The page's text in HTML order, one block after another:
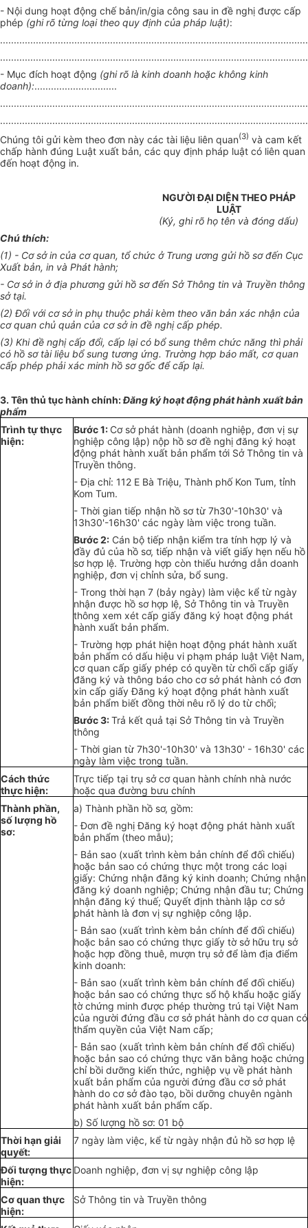
- Nội dung hoạt động chế bản/in/gia công sau in đề nghị được cấp
phép (ghi rõ từng loại theo quy định của pháp luật):
- Mục đích hoạt động (ghi rõ là kinh doanh hoặc không kinh
doanh):..............................
Chúng tôi gửi kèm theo đơn này các tài liệu liên quan(3) và cam kết
chấp hành đúng Luật xuất bản, các quy định pháp luật có liên quan
đến hoạt động in.
NGƯỜI ĐẠI DIỆN THEO PHÁP
LUẬT
(Ký, ghi rõ họ tên và đóng dấu)
Chú thích:
(1) - Cơ sở in của cơ quan, tổ chức ở Trung ương gửi hồ sơ đến Cục
Xuất bản, in và Phát hành;
- Cơsở in ởđịa phương gửi hồ sơ đến Sở Thông tin và Truyền thông
sở tại.
(2) Đối với cơ sở in phụ thuộc phải kèm theo văn bản xác nhận của
cơ quan chủ quản của cơ sở in đề nghị cấp phép.
(3) Khi đề nghị cấp đổi, cấp lạicó bổsung thêm chức năng thì phải
có hồ sơ tài liệu bổ sung tương ứng. Trường hợp báo mất, cơ quan
cấp phép phải xác minh hồ sơ gốc để cấp lại.
3. Tên thủ tục hành chính:Đăng kýhoạt động phát hành xuất bản
phẩm
Trình tự thực
hiện:
Bước 1: Cơ sở phát hành (doanh nghiệp, đơn vị sự
nghiệp công lập) nộp hồ sơ đề nghị đăng ký hoạt
động phát hành xuất bản phẩm tới Sở Thông tin và
Truyền thông.
- Địa chỉ: 112 E Bà Triệu, Thành phố Kon Tum, tỉnh
Kom Tum.
- Thời gian tiếp nhận hồ sơ từ 7h30'-10h30' và
13h30'-16h30' các ngày làm việc trong tuần.
Bước 2: Cán bộ tiếp nhận kiểm tra tính hợp lý và
đầy đủ của hồ sơ, tiếp nhận và viết giấy hẹn nếu hồ
sơ hợp lệ. Trường hợp còn thiếu hướng dẫn doanh
nghiệp, đơn vị chỉnh sửa, bổ sung.
- Trong thời hạn 7 (bảy ngày) làm việc kể từ ngày
nhận được hồ sơ hợp lệ, Sở Thông tin và Truyền
thông xem xét cấp giấy đăng ký hoạt động phát
hành xuất bản phẩm.
- Trường hợp phát hiện hoạt động phát hành xuất
bản phẩm có dấu hiệu vi phạm pháp luật Việt Nam,
cơ quan cấp giấy phép có quyền từ chối cấp giấy
đăng ký và thông báo cho cơ sở phát hành có đơn
xin cấp giấy Đăng ký hoạt động phát hành xuất
bản phẩm biết đồng thời nêu rõ lý do từ chối;
Bước 3:Trả kết quả tại Sở Thông tin và Truyền
thông
- Thời gian từ 7h30'-10h30' và 13h30' - 16h30' các
ngày làm việc trong tuần.
Cách thức
thực hiện:
Trực tiếp tại trụ sở cơ quan hành chính nhà nước
hoặc qua đường bưu chính
Thành phần,
số lượng hồ
sơ:
a) Thành phần hồ sơ, gồm:
- Đơn đề nghịĐăng ký hoạt động phát hành xuất
bản phẩm (theo mẫu);
- Bản sao (xuất trình kèm bản chính để đối chiếu)
hoặc bản sao có chứng thực một trong các loại
giấy: Chứng nhận đăng ký kinh doanh; Chứng nhận
đăng ký doanh nghiệp; Chứng nhận đầu tư; Chứng
nhận đăng ký thuế; Quyết định thành lập cơ sở
phát hành là đơn vị sự nghiệp công lập.
- Bản sao (xuất trình kèm bản chính để đối chiếu)
hoặc bản sao có chứng thực giấy tờ sở hữu trụ sở
hoặc hợp đồng thuê, mượn trụ sở để làm địa điểm
kinh doanh:
- Bản sao (xuất trình kèm bản chính để đối chiếu)
hoặc bản sao có chứng thực sổ hộ khẩu hoặc giấy
tờchứng minh được phép thường trú tại Việt Nam
của người đứng đầu cơ sởphát hành do cơ quan có
thẩm quyền của Việt Nam cấp;
- Bản sao (xuất trình kèm bản chính để đối chiếu)
hoặc bản sao có chứng thực văn bằng hoặc chứng
chỉ bồi dưỡng kiến thức, nghiệp vụ về phát hành
xuất bản phẩm của người đứng đầu cơ sở phát
hành do cơ sởđào tạo, bồi dưỡng chuyên ngành
phát hành xuất bản phẩm cấp.
b) Số lượng hồ sơ: 01 bộ
Thời hạn giải
quyết:
7 ngày làm việc, kể từ ngày nhận đủ hồ sơ hợp lệ
Đối tượng thực
hiện:
Doanh nghiệp, đơn vị sự nghiệp công lập
Cơ quan thực
hiện:
Sở Thông tin và Truyền thông